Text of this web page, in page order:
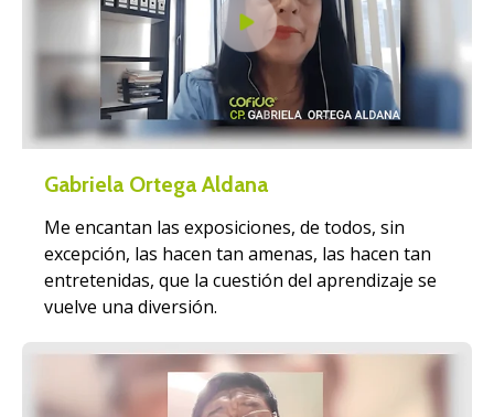
Gabriela Ortega Aldana
Me encantan las exposiciones, de todos, sin
excepción, las hacen tan amenas, las hacen tan
entretenidas, que la cuestión del aprendizaje se
vuelve una diversión.